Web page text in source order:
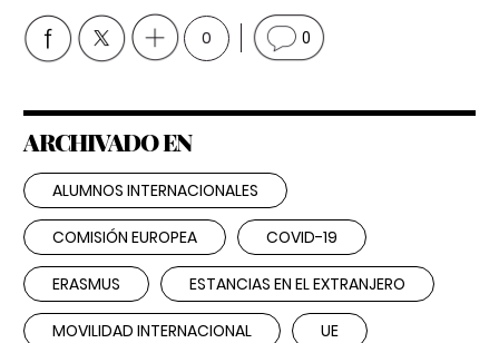
0 0
ARCHIVADO EN
ALUMNOS INTERNACIONALES
COMISIÓN EUROPEA COVID-19
ERASMUS ESTANCIAS EN EL EXTRANJERO
MOVILIDAD INTERNACIONAL UE